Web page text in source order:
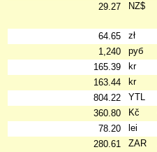
29.27
NZ$
64.65
zł
1,240
руб
165.39
kr
163.44
kr
804.22
YTL
360.80
Kč
78.20
lei
280.61
ZAR